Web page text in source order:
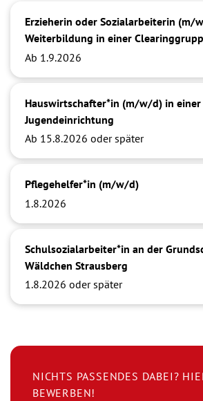
Erzieherin oder Sozialarbeiterin (m/
Weiterbildung in einer
Ab 1.9.2026
Hauswirtschafter*in (m/w/d) in
Jugendeinrichtung
Ab 15.8.2026 oder später
Pflegehelfer*in (m/w/d)
1.8.2026
Schulsozialarbeiter*in an der
Wäldchen Strausberg
1.8.2026 oder später
NICHTS PASSENDES DABEI?
BEWERBEN!